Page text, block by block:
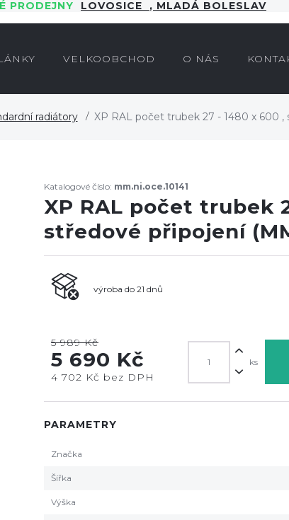
PRODEJNY LOVOSICE , MLADÁ BOLESLAV
VELKOOBCHOD O NÁS
radiátory XP RAL počet trubek 27 - 1480 x 600
Katalogové číslo: mm.ni.oce.10141
XP RAL počet trubek
středové připojení
výroba do 21 dnů
5 989 Kč
5 690 Kč
4 702 Kč bez DPH
ks
PARAMETRY
Značka
Šířka
Výška